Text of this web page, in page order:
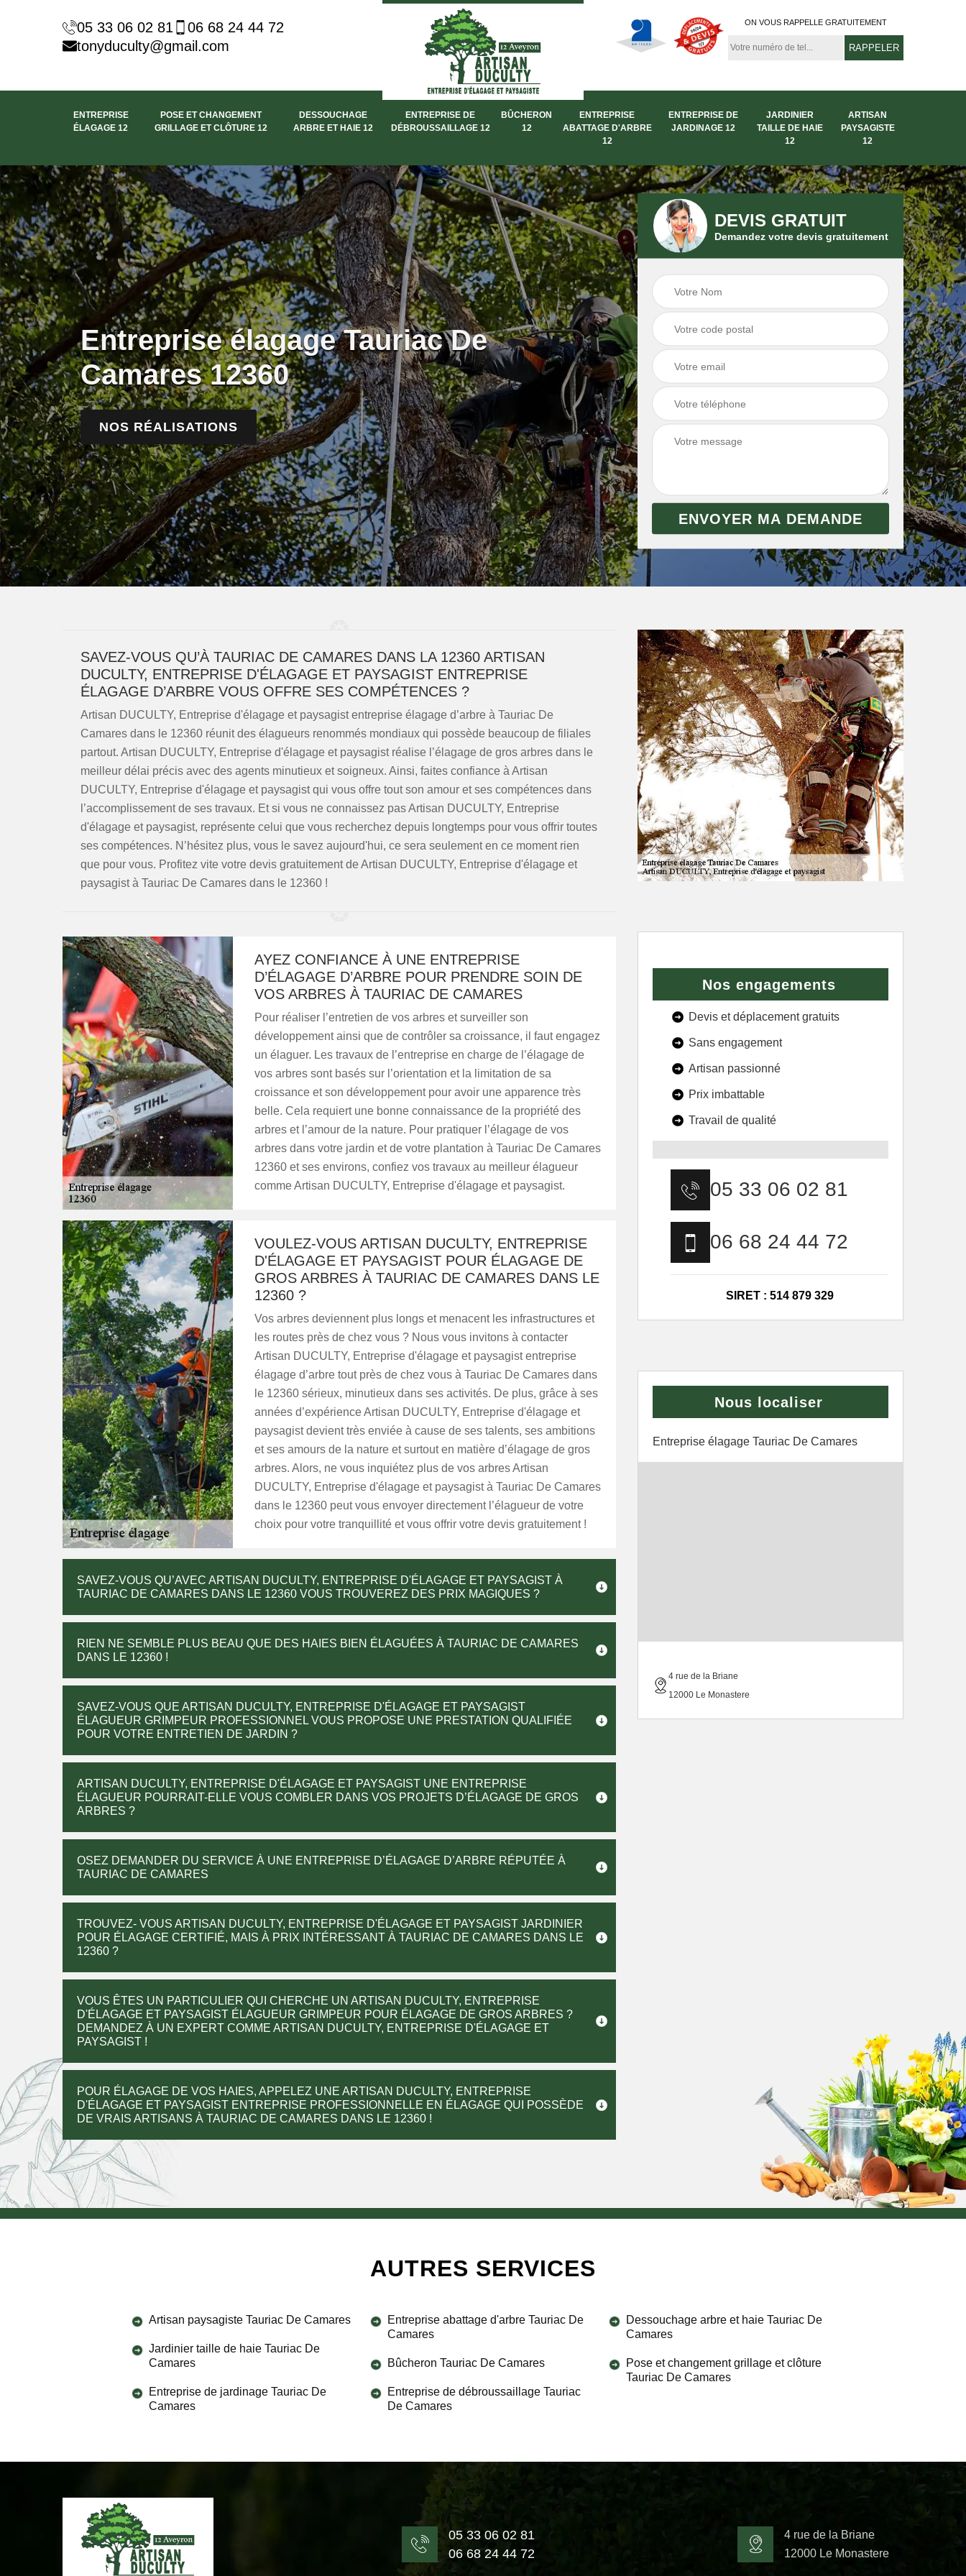
05 33 06 02 81
06 68 24 44 72
tonyduculty@gmail.com
ON VOUS RAPPELLE GRATUITEMENT
ENTREPRISE
ÉLAGAGE 12
POSE ET CHANGEMENT
GRILLAGE ET CLÔTURE 12
DESSOUCHAGE
ARBRE ET HAIE 12
ENTREPRISE DE
DÉBROUSSAILLAGE 12
BÛCHERON
12
ENTREPRISE
ABATTAGE D'ARBRE
12
ENTREPRISE DE
JARDINAGE 12
JARDINIER
TAILLE DE HAIE
12
ARTISAN
PAYSAGISTE
12
Entreprise élagage Tauriac De
Camares 12360
NOS RÉALISATIONS
DEVIS GRATUIT
Demandez votre devis gratuitement
SAVEZ-VOUS QU’À TAURIAC DE CAMARES DANS LA 12360 ARTISAN
DUCULTY, ENTREPRISE D'ÉLAGAGE ET PAYSAGIST ENTREPRISE
ÉLAGAGE D’ARBRE VOUS OFFRE SES COMPÉTENCES ?
Artisan DUCULTY, Entreprise d'élagage et paysagist entreprise élagage d’arbre à Tauriac De
Camares dans le 12360 réunit des élagueurs renommés mondiaux qui possède beaucoup de filiales
partout. Artisan DUCULTY, Entreprise d'élagage et paysagist réalise l’élagage de gros arbres dans le
meilleur délai précis avec des agents minutieux et soigneux. Ainsi, faites confiance à Artisan
DUCULTY, Entreprise d'élagage et paysagist qui vous offre tout son amour et ses compétences dans
l’accomplissement de ses travaux. Et si vous ne connaissez pas Artisan DUCULTY, Entreprise
d'élagage et paysagist, représente celui que vous recherchez depuis longtemps pour vous offrir toutes
ses compétences. N’hésitez plus, vous le savez aujourd'hui, ce sera seulement en ce moment rien
que pour vous. Profitez vite votre devis gratuitement de Artisan DUCULTY, Entreprise d'élagage et
paysagist à Tauriac De Camares dans le 12360 !
AYEZ CONFIANCE À UNE ENTREPRISE
D’ÉLAGAGE D’ARBRE POUR PRENDRE SOIN DE
VOS ARBRES À TAURIAC DE CAMARES
Pour réaliser l’entretien de vos arbres et surveiller son
développement ainsi que de contrôler sa croissance, il faut engagez
un élaguer. Les travaux de l’entreprise en charge de l’élagage de
vos arbres sont basés sur l’orientation et la limitation de sa
croissance et son développement pour avoir une apparence très
belle. Cela requiert une bonne connaissance de la propriété des
arbres et l’amour de la nature. Pour pratiquer l’élagage de vos
arbres dans votre jardin et de votre plantation à Tauriac De Camares
12360 et ses environs, confiez vos travaux au meilleur élagueur
comme Artisan DUCULTY, Entreprise d'élagage et paysagist.
VOULEZ-VOUS ARTISAN DUCULTY, ENTREPRISE
D'ÉLAGAGE ET PAYSAGIST POUR ÉLAGAGE DE
GROS ARBRES À TAURIAC DE CAMARES DANS LE
12360 ?
Vos arbres deviennent plus longs et menacent les infrastructures et
les routes près de chez vous ? Nous vous invitons à contacter
Artisan DUCULTY, Entreprise d'élagage et paysagist entreprise
élagage d’arbre tout près de chez vous à Tauriac De Camares dans
le 12360 sérieux, minutieux dans ses activités. De plus, grâce à ses
années d’expérience Artisan DUCULTY, Entreprise d'élagage et
paysagist devient très enviée à cause de ses talents, ses ambitions
et ses amours de la nature et surtout en matière d’élagage de gros
arbres. Alors, ne vous inquiétez plus de vos arbres Artisan
DUCULTY, Entreprise d'élagage et paysagist à Tauriac De Camares
dans le 12360 peut vous envoyer directement l’élagueur de votre
choix pour votre tranquillité et vous offrir votre devis gratuitement !
SAVEZ-VOUS QU’AVEC ARTISAN DUCULTY, ENTREPRISE D'ÉLAGAGE ET PAYSAGIST À
TAURIAC DE CAMARES DANS LE 12360 VOUS TROUVEREZ DES PRIX MAGIQUES ?
RIEN NE SEMBLE PLUS BEAU QUE DES HAIES BIEN ÉLAGUÉES À TAURIAC DE CAMARES
DANS LE 12360 !
SAVEZ-VOUS QUE ARTISAN DUCULTY, ENTREPRISE D'ÉLAGAGE ET PAYSAGIST
ÉLAGUEUR GRIMPEUR PROFESSIONNEL VOUS PROPOSE UNE PRESTATION QUALIFIÉE
POUR VOTRE ENTRETIEN DE JARDIN ?
ARTISAN DUCULTY, ENTREPRISE D'ÉLAGAGE ET PAYSAGIST UNE ENTREPRISE
ÉLAGUEUR POURRAIT-ELLE VOUS COMBLER DANS VOS PROJETS D’ÉLAGAGE DE GROS
ARBRES ?
OSEZ DEMANDER DU SERVICE À UNE ENTREPRISE D’ÉLAGAGE D’ARBRE RÉPUTÉE À
TAURIAC DE CAMARES
TROUVEZ- VOUS ARTISAN DUCULTY, ENTREPRISE D'ÉLAGAGE ET PAYSAGIST JARDINIER
POUR ÉLAGAGE CERTIFIÉ, MAIS À PRIX INTÉRESSANT À TAURIAC DE CAMARES DANS LE
12360 ?
VOUS ÊTES UN PARTICULIER QUI CHERCHE UN ARTISAN DUCULTY, ENTREPRISE
D'ÉLAGAGE ET PAYSAGIST ÉLAGUEUR GRIMPEUR POUR ÉLAGAGE DE GROS ARBRES ?
DEMANDEZ À UN EXPERT COMME ARTISAN DUCULTY, ENTREPRISE D'ÉLAGAGE ET
PAYSAGIST !
POUR ÉLAGAGE DE VOS HAIES, APPELEZ UNE ARTISAN DUCULTY, ENTREPRISE
D'ÉLAGAGE ET PAYSAGIST ENTREPRISE PROFESSIONNELLE EN ÉLAGAGE QUI POSSÈDE
DE VRAIS ARTISANS À TAURIAC DE CAMARES DANS LE 12360 !
Nos engagements
Devis et déplacement gratuits
Sans engagement
Artisan passionné
Prix imbattable
Travail de qualité
05 33 06 02 81
06 68 24 44 72
SIRET : 514 879 329
Nous localiser
Entreprise élagage Tauriac De Camares
4 rue de la Briane
12000 Le Monastere
AUTRES SERVICES
Artisan paysagiste Tauriac De Camares
Jardinier taille de haie Tauriac De
Camares
Entreprise de jardinage Tauriac De
Camares
Entreprise abattage d'arbre Tauriac De
Camares
Bûcheron Tauriac De Camares
Entreprise de débroussaillage Tauriac
De Camares
Dessouchage arbre et haie Tauriac De
Camares
Pose et changement grillage et clôture
Tauriac De Camares
05 33 06 02 81
06 68 24 44 72
4 rue de la Briane
12000 Le Monastere